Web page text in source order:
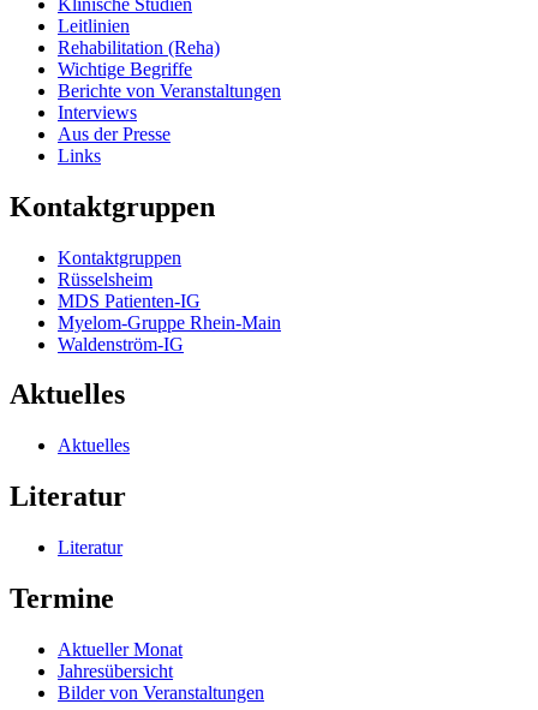
Leitlinien
Rehabilitation (Reha)
Wichtige Begriffe
Berichte von Veranstaltungen
Interviews
Aus der Presse
Links
Kontaktgruppen
Kontaktgruppen
Rüsselsheim
MDS Patienten-IG
Myelom-Gruppe Rhein-Main
Waldenström-IG
Aktuelles
Aktuelles
Literatur
Literatur
Termine
Aktueller Monat
Jahresübersicht
Bilder von Veranstaltungen